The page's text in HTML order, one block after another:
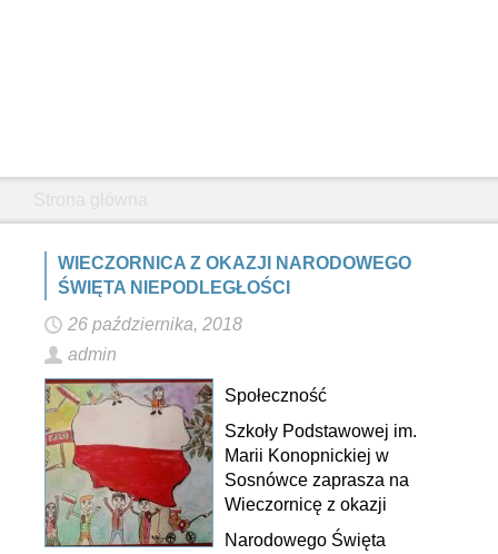
WIECZORNICA Z OKAZJI NARODOWEGO
ŚWIĘTA NIEPODLEGŁOŚCI
26 października, 2018
admin
Społeczność
Szkoły Podstawowej im.
Marii Konopnickiej w
Sosnówce zaprasza na
Wieczornicę z okazji
Narodowego Święta